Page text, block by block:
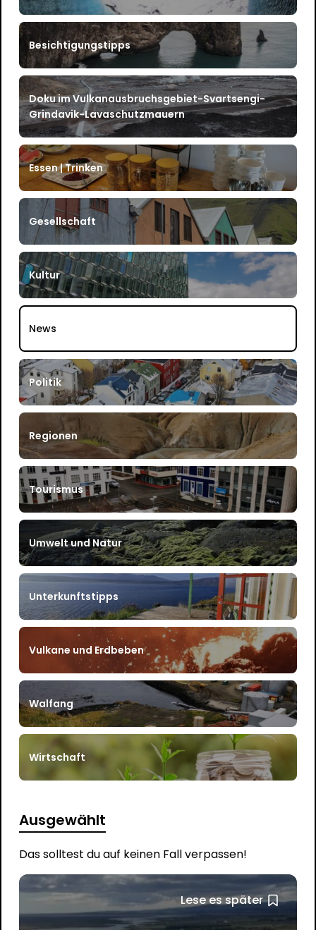
Besichtigungstipps
Doku im Vulkanausbruchsgebiet-Svartsengi-
Grindavik-Lavaschutzmauern
Essen | Trinken
Gesellschaft
Kultur
News
Politik
Regionen
Tourismus
Umwelt und Natur
Unterkunftstipps
Vulkane und Erdbeben
Walfang
Wirtschaft
Ausgewählt
Das solltest du auf keinen Fall verpassen!
Lese es später